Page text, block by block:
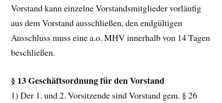
Vorstand kann einzelne Vorstandsmitglieder vorläufig
aus dem Vorstand ausschließen, den endgültigen
Ausschluss muss eine a.o. MHV innerhalb von 14 Tagen
beschließen.
§ 13 Geschäftsordnung für den Vorstand
1) Der 1. und 2. Vorsitzende sind Vorstand gem. § 26